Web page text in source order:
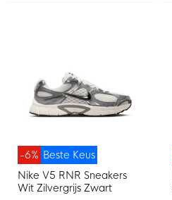
Beste Keus
-6%
Nike V5 RNR Sneakers
Wit Zilvergrijs Zwart